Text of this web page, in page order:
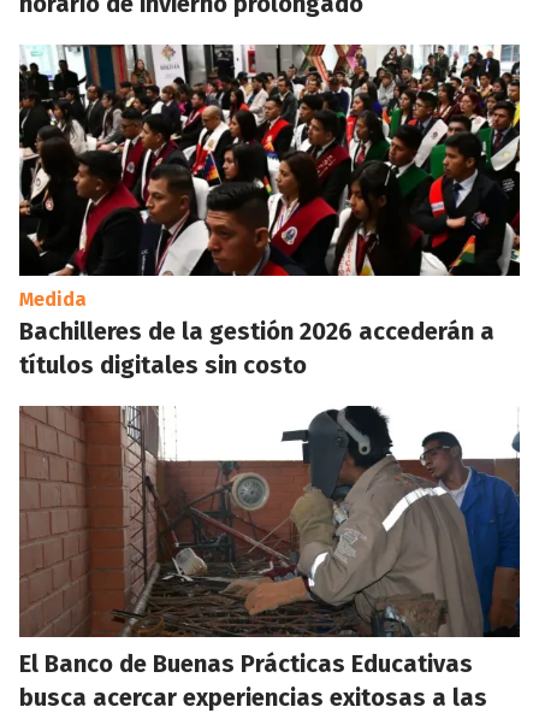
Medida
Bachilleres de la gestión 2026 accederán a
títulos digitales sin costo
El Banco de Buenas Prácticas Educativas
busca acercar experiencias exitosas a las